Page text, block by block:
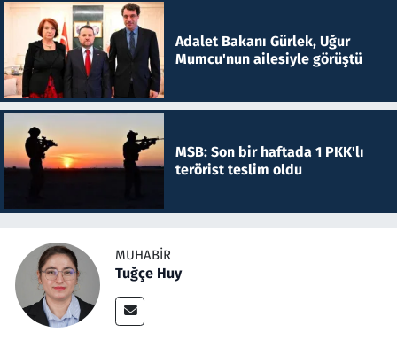
Adalet Bakanı Gürlek, Uğur
Mumcu'nun ailesiyle görüştü
MSB: Son bir haftada 1 PKK'lı
terörist teslim oldu
MUHABIR
Tuğçe Huy